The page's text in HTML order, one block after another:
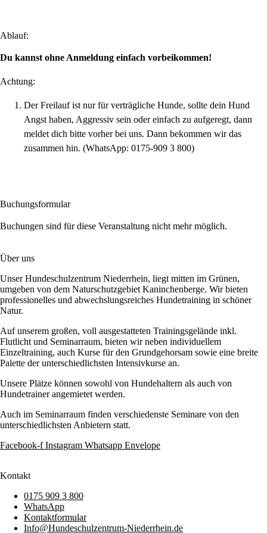
Ablauf:
Du kannst ohne Anmeldung einfach vorbeikommen!
Achtung:
Der Freilauf ist nur für verträgliche Hunde, sollte dein Hund
Angst haben, Aggressiv sein oder einfach zu aufgeregt, dann
meldet dich bitte vorher bei uns. Dann bekommen wir das
zusammen hin. (WhatsApp: 0175-909 3 800)
Buchungsformular
Buchungen sind für diese Veranstaltung nicht mehr möglich.
Über uns
Unser Hundeschulzentrum Niederrhein, liegt mitten im Grünen,
umgeben von dem Naturschutzgebiet Kaninchenberge. Wir bieten
professionelles und abwechslungsreiches Hundetraining in schöner
Natur.
Auf unserem großen, voll ausgestatteten Trainingsgelände inkl.
Flutlicht und Seminarraum, bieten wir neben individuellem
Einzeltraining, auch Kurse für den Grundgehorsam sowie eine breite
Palette der unterschiedlichsten Intensivkurse an.
Unsere Plätze können sowohl von Hundehaltern als auch von
Hundetrainer angemietet werden.
Auch im Seminarraum finden verschiedenste Seminare von den
unterschiedlichsten Anbietern statt.
Facebook-f Instagram Whatsapp Envelope
Kontakt
0175 909 3 800
WhatsApp
Kontaktformular
Info@Hundeschulzentrum-Niederrhein.de